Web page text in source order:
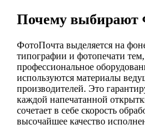
Почему выбирают
ФотоПочта выделяется на
типографии и фотопечати
профессиональное
используются материалы
производителей. Это
каждой напечатанной
сочетает в себе скорость
высочайшее качество